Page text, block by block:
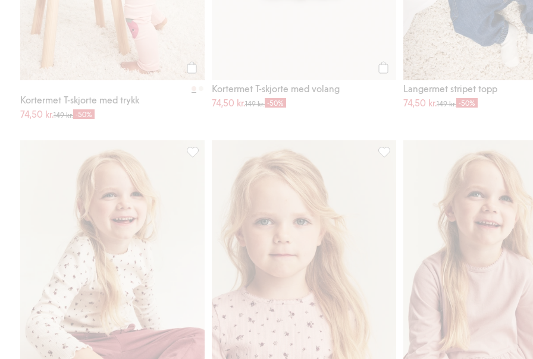
Legg til
Kortermet T-skjorte med trykk
74,50 kr.149 kr. -50%
Legg til
Kortermet T-skjorte med volang
74,50 kr.149 kr. -50%
Langermet stripet topp
74,50 kr.149 kr. -50%
Småblomstrete langermet topp, Legg til i favoriterSmåblomstrete langermet topp, Legg